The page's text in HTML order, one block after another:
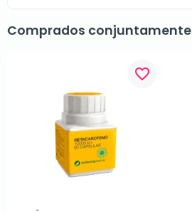
Comprados conjuntamente
favorite_border